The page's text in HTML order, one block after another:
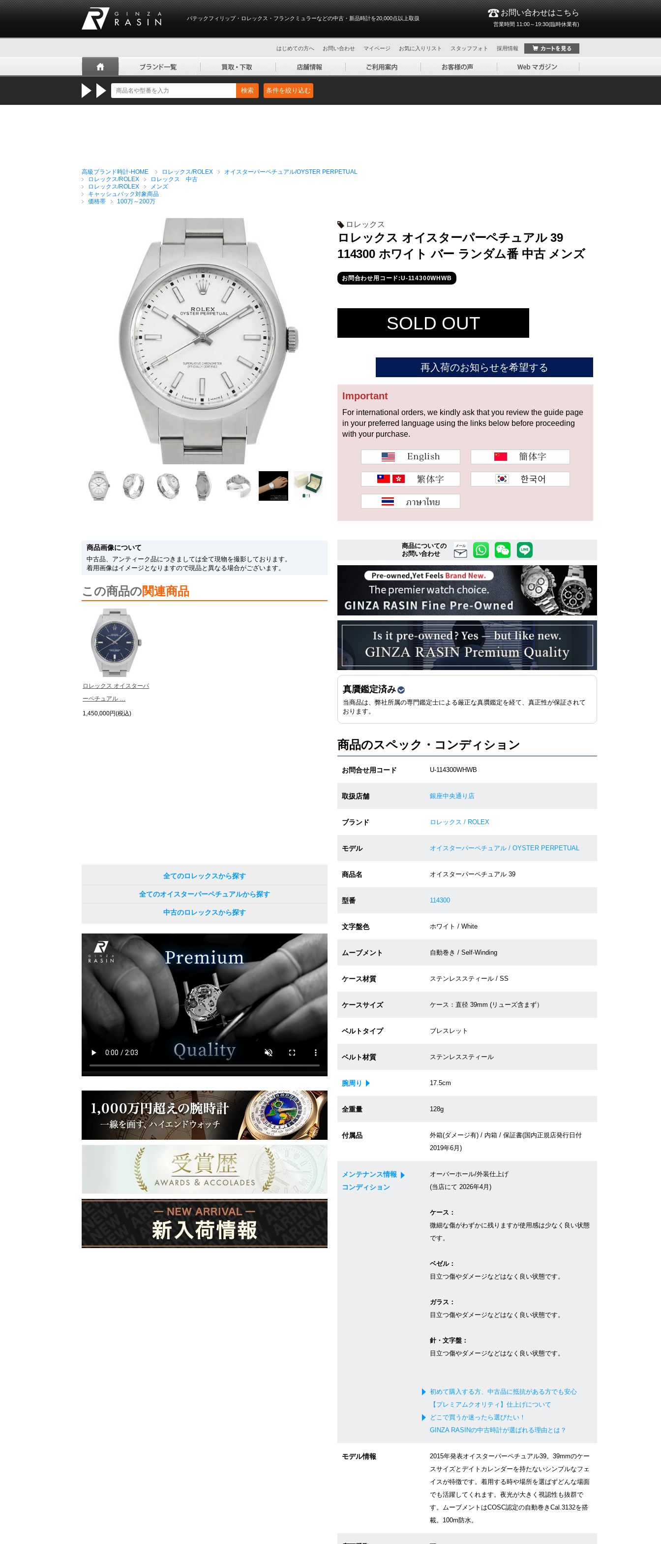
パテックフィリップ・ロレックス・フランクミュラーなどの中古・新品時計を20,000点以上取扱
お問い合わせはこちら
営業時間 11:00～19:30(臨時休業有)
はじめての方へ お問い合わせ マイページ お気に入りリスト スタッフフォト 採用情報
検索 条件を絞り込む
高級ブランド時計-HOME ロレックス/ROLEX
オイスターパーペチュアル/OYSTER PERPETUAL
ロレックス/ROLEX
ロレックス 中古
ロレックス/ROLEX
メンズ
キャッシュバック対象商品
価格帯
100万～200万
ロレックス
ロレックス オイスターパーペチュアル 39
114300 ホワイト バー ランダム番 中古 メンズ
お問合わせ用コード:U-114300WHWB
SOLD OUT
再入荷のお知らせを希望する
Important
For international orders, we kindly ask that you review the guide page
in your preferred language using the links below before proceeding
with your purchase.
商品画像について
中古品、アンティーク品につきましては全て現物を撮影しております。
着用画像はイメージとなりますので現品と異なる場合がございます。
この商品の関連商品
ロレックス オイスターパ
ーペチュアル …
1,450,000円(税込)
全てのロレックスから探す
全てのオイスターパーペチュアルから探す
中古のロレックスから探す
商品についての
お問い合わせ
メール
真贋鑑定済み
当商品は、弊社所属の専門鑑定士による厳正な真贋鑑定を経て、真正性が保証されて
おります。
商品のスペック・コンディション
お問合せ用コード U-114300WHWB
取扱店舗 銀座中央通り店
ブランド ロレックス / ROLEX
モデル オイスターパーペチュアル / OYSTER PERPETUAL
商品名 オイスターパーペチュアル 39
型番 114300
文字盤色 ホワイト / White
ムーブメント 自動巻き / Self-Winding
ケース材質 ステンレススティール / SS
ケースサイズ ケース：直径 39mm (リューズ含まず）
ベルトタイプ ブレスレット
ベルト材質 ステンレススティール
腕周り 17.5cm
全重量 128g
付属品
外箱(ダメージ有) / 内箱 / 保証書(国内正規店発行日付
2019年6月)
メンテナンス情報
コンディション
オーバーホール/外装仕上げ
(当店にて 2026年4月)
ケース：
微細な傷がわずかに残りますが使用感は少なく良い状態
です。
ベゼル：
目立つ傷やダメージなどはなく良い状態です。
ガラス：
目立つ傷やダメージなどはなく良い状態です。
針・文字盤：
目立つ傷やダメージなどはなく良い状態です。
初めて購入する方、中古品に抵抗がある方でも安心
【プレミアムクオリティ】仕上げについて
どこで買うか迷ったら選びたい！
GINZA RASINの中古時計が選ばれる理由とは？
モデル情報
2015年発表オイスターパーペチュアル39。39mmのケー
スサイズとデイトカレンダーを持たないシンプルなフェ
イスが特徴です。着用する時や場所を選ばずどんな場面
でも活躍してくれます。夜光が大きく視認性も抜群で
す。ムーブメントはCOSC認定の自動巻きCal.3132を搭
載。100m防水。